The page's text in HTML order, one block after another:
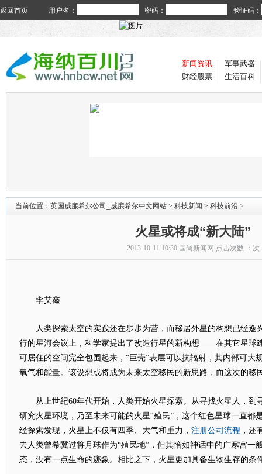
返回首页 用户名： 密码： 验证码：
新闻资讯
财经股票
军事武器
生活百科
当前位置： 英国威廉希尔公司_威廉希尔中文网站 > 科技新闻 > 科技前沿 >
火星或将成“新大陆”
2013-10-11 10:30 国尚新闻网 点击次数 ： 次
李艾鑫
人类探索太空的实践还在步步为营，而移居外星的构想已经逸
行的星河会议上，科学家提出了改造行星的新构想——在其它星球
可居住的空间完全包围起来，“巨壳”表层可以抗辐射，其内部可大
氧气和能量。该设想或将成为未来太空移民的新思路，而这次的移
从上世纪60年代开始，人类开始火星探索。从寻找火星人，到
研究火星环境，乃至未来可能的火星“殖民”，这个红色星球一直都
经探索发现，火星上不仅有四季、大气和重力， 注册公司流程 ，还
去人类曾希冀过将月球作为“殖民地”，但其恰如神话中的广寒宫一
态，没有一点生命的迹象。相比之下，火星更加具备生物生存的条